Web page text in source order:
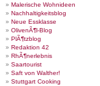
Malerische Wohnideen
Nachhaltigkeitsblog
Neue Essklasse
OlivenÃ¶l-Blog
PlÃ¶tzblog
Redaktion 42
RhÃ¶nerlebnis
Saartourist
Saft von Walther!
Stuttgart Cooking